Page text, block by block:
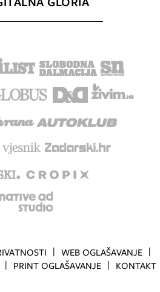
WEB OGLAŠAVANJE
PRINT OGLAŠAVANJE KONTAKT